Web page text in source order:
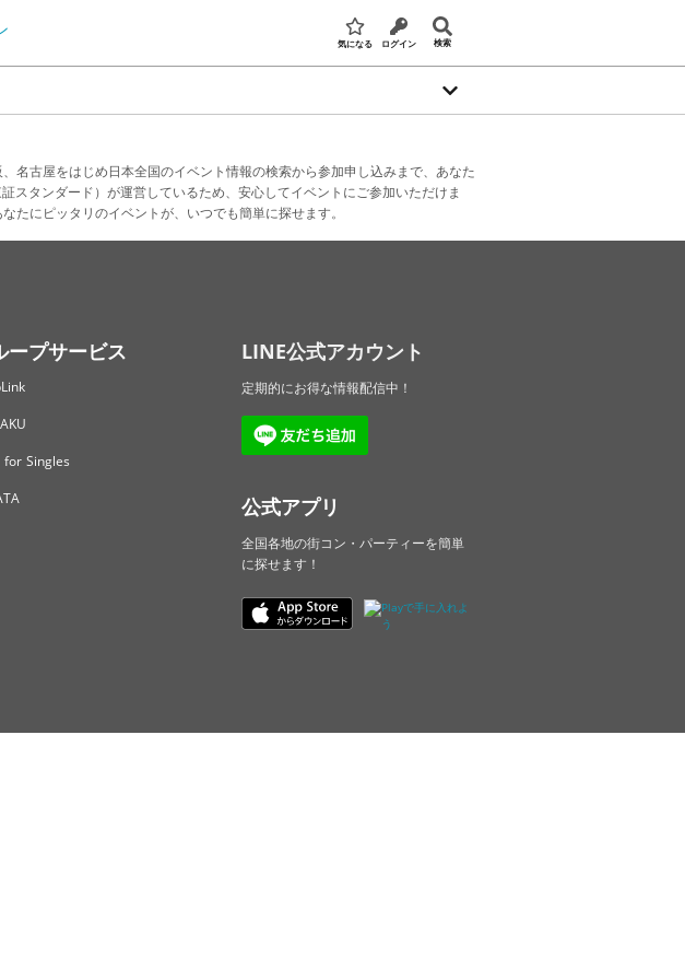
気になる ログイン 検索
名古屋をはじめ日本全国のイベント情報の検索から参加申し込みまで、あなた
タンダード）が運営しているため、安心してイベントにご参加いただけま
たにピッタリのイベントが、いつでも簡単に探せます。
ープサービス
for Singles
LINE公式アカウント
定期的にお得な情報配信中！
公式アプリ
全国各地の街コン・パーティーを簡単
に探せます！